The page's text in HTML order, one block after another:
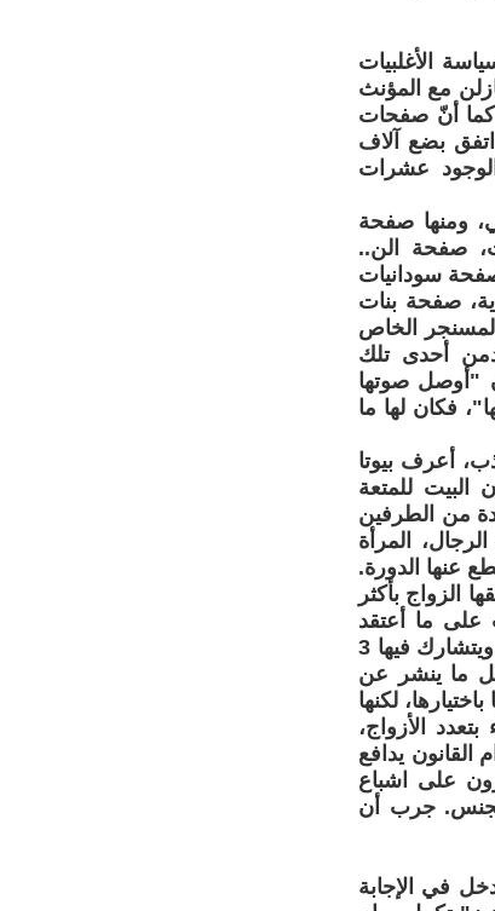
الأغلبيات
مع المؤنث
كما أنّ صفحات
بضع آلاف
عشرات
ومنها صفحة
صفحة الن..
سودانيات
صفحة بنات
الخاص
أحدى تلك
"أوصل صوتها
فكان لها ما
أعرف بيوتا
البيت للمتعة
من الطرفين
المرأة
عنها الدورة.
الزواج بأكثر
ما أعتقد
ترفضه وتراه محرما، لكن حقيقة مشاعر المرأة أنها تحلم أن تنام في سرير واحد ويتشارك فيها 3
ما ينشر عن
لكنها
الأزواج،
يدافع
على اشباع
جرب أن
في الإجابة